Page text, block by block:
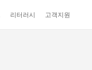
리터러시 고객지원